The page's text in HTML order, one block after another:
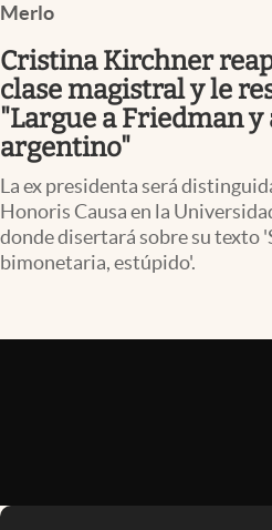
Mercados Online
Negocios
Columnistas
Otras secciones
Apertura
Infotechnology
Clase
abre en nueva pestaña
Merlo
Cristina Kirchner
clase magistral y le
"Largue a Friedman
argentino"
La ex presidenta será
Honoris Causa en la
donde disertará sobre su texto
bimonetaria, estúpido'.